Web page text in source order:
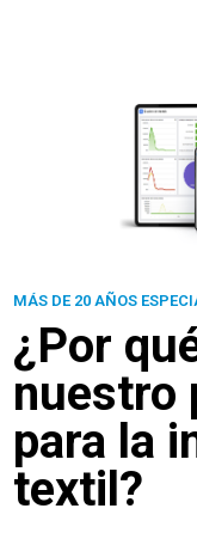
MÁS DE 20 AÑOS
¿Por
nuestro
para la
textil?